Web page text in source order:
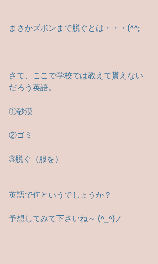
まさかズボンまで脱ぐとは・・・(^^;
さて、ここで学校では教えて貰えない
だろう英語。
①砂漠
②ゴミ
➂脱ぐ（服を）
英語で何というでしょうか？
予想してみて下さいね～ (^_^)ノ